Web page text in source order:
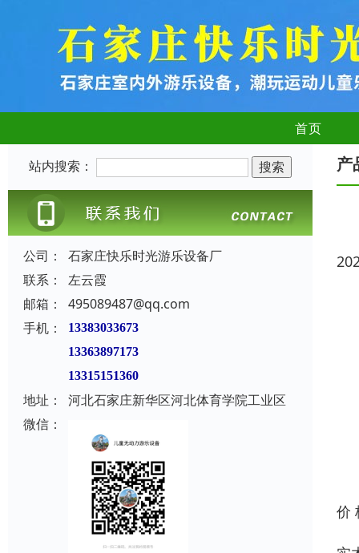
首页
站内搜索：
公司：
石家庄快乐时光游乐设备厂
联系：
左云霞
邮箱：
495089487@qq.com
手机：
13383033673
13363897173
13315151360
地址：
河北石家庄新华区河北体育学院工业区
微信：
产
价